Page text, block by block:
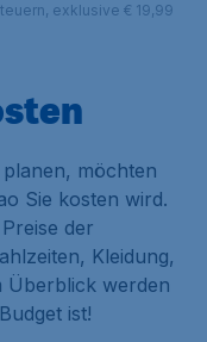
exklusive € 19,99
möchten
Sie kosten wird.
der
Kleidung,
Überblick werden
ist!